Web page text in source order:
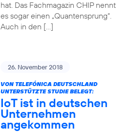
hat. Das Fachmagazin CHIP nennt
es sogar einen „Quantensprung“.
Auch in den […]
26. November 2018
VON TELEFÓNICA DEUTSCHLAND
UNTERSTÜTZTE STUDIE BELEGT:
IoT ist in deutschen
Unternehmen
angekommen